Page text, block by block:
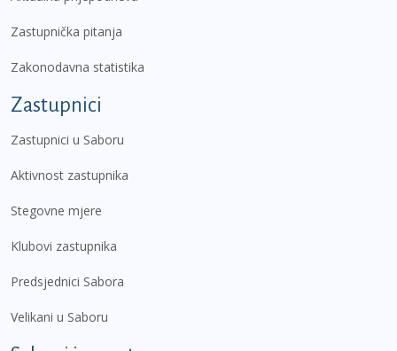
Zastupnička pitanja
Zakonodavna statistika
Zastupnici
Zastupnici u Saboru
Aktivnost zastupnika
Stegovne mjere
Klubovi zastupnika
Predsjednici Sabora
Velikani u Saboru